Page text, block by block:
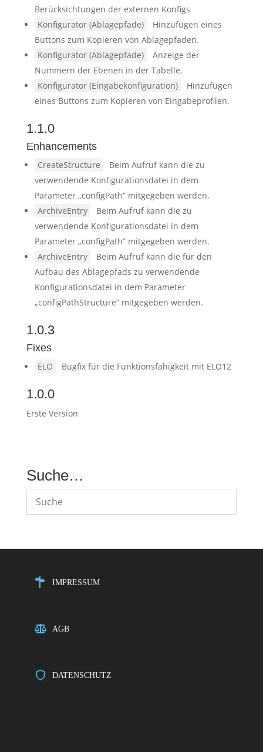
Berücksichtungen der externen Konfigs
Konfigurator (Ablagepfade)
Hinzufügen eines
Buttons zum Kopieren von Ablagepfaden.
Konfigurator (Ablagepfade)
Anzeige der
Nummern der Ebenen in der Tabelle.
Konfigurator (Eingabekonfiguration)
Hinzufügen
eines Buttons zum Kopieren von Eingabeprofilen.
1.1.0
Enhancements
CreateStructure
Beim Aufruf kann die zu
verwendende Konfigurationsdatei in dem
Parameter „configPath“ mitgegeben werden.
ArchiveEntry
Beim Aufruf kann die zu
verwendende Konfigurationsdatei in dem
Parameter „configPath“ mitgegeben werden.
ArchiveEntry
Beim Aufruf kann die für den
Aufbau des Ablagepfads zu verwendende
Konfigurationsdatei in dem Parameter
„configPathStructure“ mitgegeben werden.
1.0.3
Fixes
ELO Bugfix für die Funktionsfähigkeit mit ELO12
1.0.0
Erste Version
Suche…
IMPRESSUM
AGB
DATENSCHUTZ